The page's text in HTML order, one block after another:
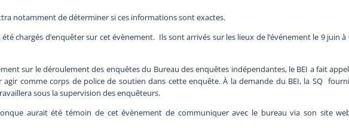
notamment de déterminer si ces informations sont exactes.
chargés d’enquêter sur cet évènement. Ils sont arrivés sur les lieux de l’événement le 9 juin à
sur le déroulement des enquêtes du Bureau des enquêtes indépendantes, le BEI a fait
comme corps de police de soutien dans cette enquête. À la demande du BEI, la SQ
sous la supervision des enquêteurs.
aurait été témoin de cet évènement de communiquer avec le bureau via son site